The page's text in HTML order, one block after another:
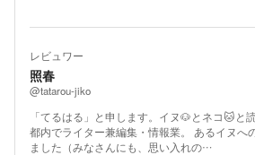
レビュワー
照春
@tatarou-jiko
「てるはる」と申します。イヌ🐶とネコ🐱と
都内でライター兼編集・情報業。 あるイヌへ
ました（みなさんにも、思い入れの…